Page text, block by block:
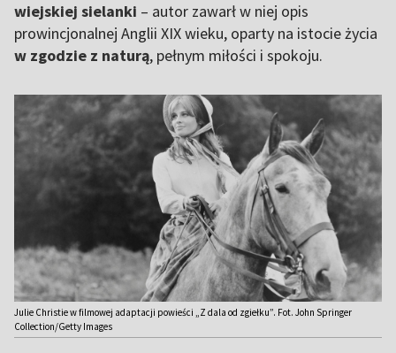
wiejskiej sielanki – autor zawarł w niej opis
prowincjonalnej Anglii XIX wieku, oparty na istocie życia
w zgodzie z naturą, pełnym miłości i spokoju.
Julie Christie w filmowej adaptacji powieści „Z dala od zgiełku”. Fot. John Springer
Collection/Getty Images